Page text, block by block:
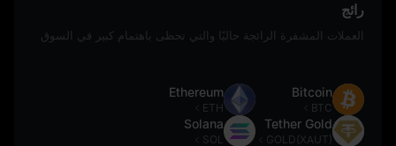
رائج
العملات المشفرة الرائجة حاليًا والتي تحظى باهتمام كبير في السوق
Bitcoin
BTC
Tether Gold
GOLD(XAUT)
Ethereum
ETH
Solana
SOL